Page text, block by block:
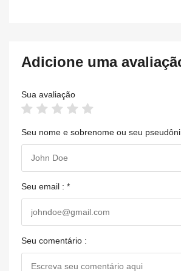
Adicione uma
Sua avaliação
Seu nome e sobrenome ou seu
Seu email : *
Seu comentário :